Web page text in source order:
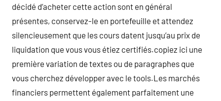
décidé d’acheter cette action sont en général
présentes, conservez-le en portefeuille et attendez
silencieusement que les cours datent jusqu’au prix de
liquidation que vous vous étiez certifiés.copiez ici une
première variation de textes ou de paragraphes que
vous cherchez développer avec le tools.Les marchés
financiers permettent également parfaitement une